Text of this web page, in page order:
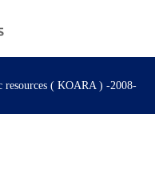
resources ( KOARA ) -2008-